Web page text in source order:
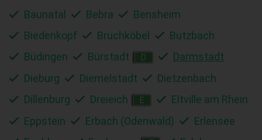
Baunatal
Bebra
Bensheim
Biedenkopf
Bruchköbel
Butzbach
Büdingen
Bürstadt D
Darmstadt
Dieburg
Diemelstadt
Dietzenbach
Dillenburg
Dreieich E
Eltville am Rhein
Eppstein
Erbach (Odenwald)
Erlensee